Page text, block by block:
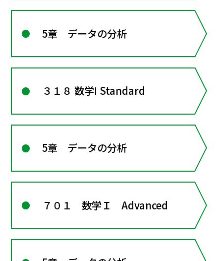
5章 データの分析
３１８ 数学Ⅰ Standard
5章 データの分析
７０１ 数学Ｉ Advanced